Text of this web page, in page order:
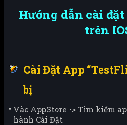
Hướng dẫn cài
trên
Cài Đặt App
bị
Vào AppStore -> Tìm kiếm
hành Cài Đặt